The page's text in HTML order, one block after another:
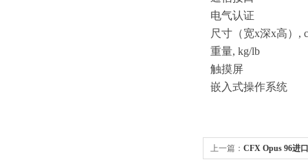
电气认证
尺寸（宽x深x高）,
重量, kg/lb
触摸屏
嵌入式操作系统
上一篇： CFX Opus 96进